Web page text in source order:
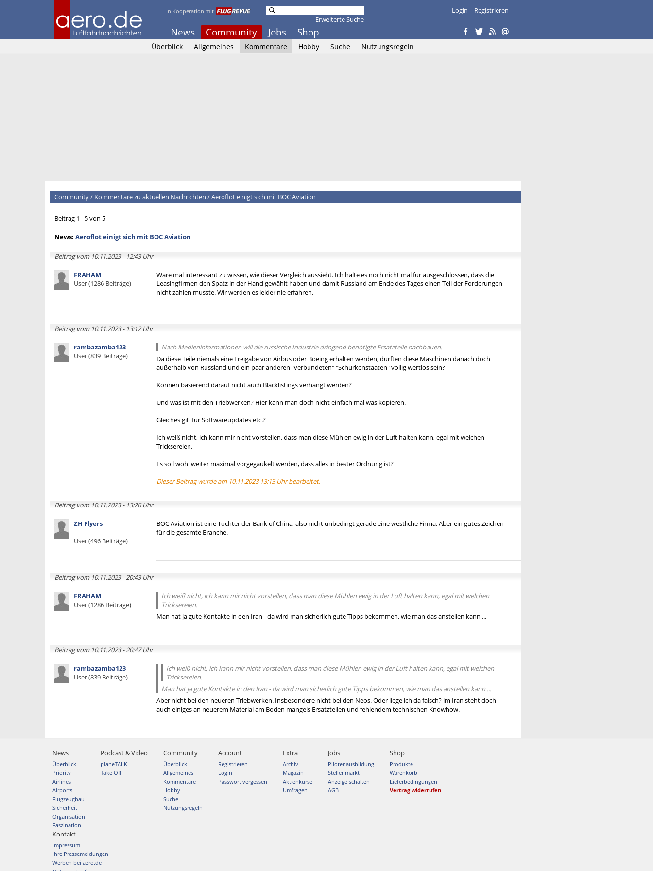
In Kooperation mit
News Community Jobs Shop
Erweiterte Suche
Login Registrieren
Überblick Allgemeines Kommentare Hobby Suche Nutzungsregeln
Community/ Kommentare zu aktuellen Nachrichten /Aeroflot einigt sich mit BOC Aviation
Beitrag 1 - 5 von 5
News: Aeroflot einigt sich mit BOC Aviation
Beitrag vom 10.11.2023 - 12:43 Uhr
FRAHAM
User (1286 Beiträge)
Wäre mal interessant zu wissen, wie dieser Vergleich aussieht. Ich halte es noch nicht mal für ausgeschlossen, dass die
Leasingfirmen den Spatz in der Hand gewählt haben und damit Russland am Ende des Tages einen Teil der Forderungen
nicht zahlen musste. Wir werden es leider nie erfahren.
Beitrag vom 10.11.2023 - 13:12 Uhr
rambazamba123
User (839 Beiträge)
Nach Medieninformationen will die russische Industrie dringend benötigte Ersatzteile nachbauen.
Da diese Teile niemals eine Freigabe von Airbus oder Boeing erhalten werden, dürften diese Maschinen danach doch
außerhalb von Russland und ein paar anderen "verbündeten" "Schurkenstaaten" völlig wertlos sein?
Können basierend darauf nicht auch Blacklistings verhängt werden?
Und was ist mit den Triebwerken? Hier kann man doch nicht einfach mal was kopieren.
Gleiches gilt für Softwareupdates etc.?
Ich weiß nicht, ich kann mir nicht vorstellen, dass man diese Mühlen ewig in der Luft halten kann, egal mit welchen
Tricksereien.
Es soll wohl weiter maximal vorgegaukelt werden, dass alles in bester Ordnung ist?
Dieser Beitrag wurde am 10.11.2023 13:13 Uhr bearbeitet.
Beitrag vom 10.11.2023 - 13:26 Uhr
ZH Flyers
-
User (496 Beiträge)
BOC Aviation ist eine Tochter der Bank of China, also nicht unbedingt gerade eine westliche Firma. Aber ein gutes Zeichen
für die gesamte Branche.
Beitrag vom 10.11.2023 - 20:43 Uhr
FRAHAM
User (1286 Beiträge)
Ich weiß nicht, ich kann mir nicht vorstellen, dass man diese Mühlen ewig in der Luft halten kann, egal mit welchen
Tricksereien.
Man hat ja gute Kontakte in den Iran - da wird man sicherlich gute Tipps bekommen, wie man das anstellen kann ...
Beitrag vom 10.11.2023 - 20:47 Uhr
rambazamba123
User (839 Beiträge)
Ich weiß nicht, ich kann mir nicht vorstellen, dass man diese Mühlen ewig in der Luft halten kann, egal mit welchen
Tricksereien.
Man hat ja gute Kontakte in den Iran - da wird man sicherlich gute Tipps bekommen, wie man das anstellen kann ...
Aber nicht bei den neueren Triebwerken. Insbesondere nicht bei den Neos. Oder liege ich da falsch? im Iran steht doch
auch einiges an neuerem Material am Boden mangels Ersatzteilen und fehlendem technischen Knowhow.
News
Überblick
Priority
Airlines
Airports
Flugzeugbau
Sicherheit
Organisation
Faszination
Podcast & Video
planeTALK
Take Off
Community
Überblick
Allgemeines
Kommentare
Hobby
Suche
Nutzungsregeln
Account
Registrieren
Login
Passwort vergessen
Extra
Archiv
Magazin
Aktienkurse
Umfragen
Jobs
Pilotenausbildung
Stellenmarkt
Anzeige schalten
AGB
Shop
Produkte
Warenkorb
Lieferbedingungen
Vertrag widerrufen
Kontakt
Impressum
Ihre Pressemeldungen
Werben bei aero.de